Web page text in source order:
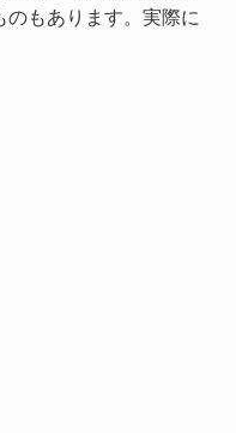
もあります。実際に